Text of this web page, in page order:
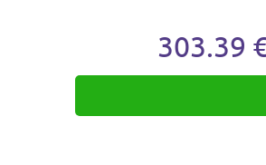
303.39